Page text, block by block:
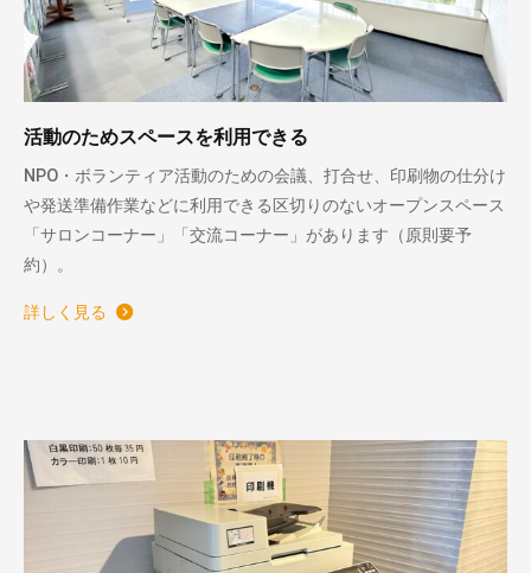
活動のためスペースを利用できる
NPO・ボランティア活動のための会議、打合せ、印刷物の仕分け
や発送準備作業などに利用できる区切りのないオープンスペース
「サロンコーナー」「交流コーナー」があります（原則要予
約）。
詳しく見る